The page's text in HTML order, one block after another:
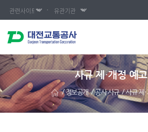
사규 제·개정 예고
정보공개 공사 사규 사규 제